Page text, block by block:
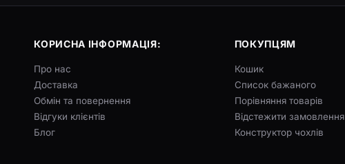
КОРИСНА ІНФОРМАЦІЯ:
Про нас
Доставка
Обмін та повернення
Відгуки клієнтів
Блог
ПОКУПЦЯМ
Кошик
Список бажаного
Порівняння товарів
Відстежити замовлення
Конструктор чохлів